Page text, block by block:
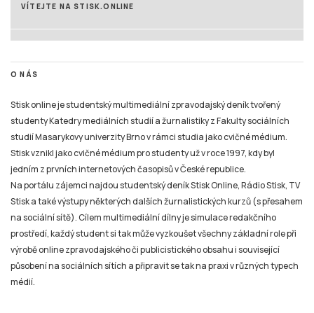
VÍTEJTE NA STISK.ONLINE
O NÁS
Stisk online je studentský multimediální zpravodajský deník tvořený
studenty Katedry mediálních studií a žurnalistiky z Fakulty sociálních
studií Masarykovy univerzity Brno v rámci studia jako cvičné médium.
Stisk vznikl jako cvičné médium pro studenty už v roce 1997, kdy byl
jedním z prvních internetových časopisů v České republice.
Na portálu zájemci najdou studentský deník Stisk Online, Rádio Stisk, TV
Stisk a také výstupy některých dalších žurnalistických kurzů (s přesahem
na sociální sítě). Cílem multimediální dílny je simulace redakčního
prostředí, každý student si tak může vyzkoušet všechny základní role při
výrobě online zpravodajského či publicistického obsahu i související
působení na sociálních sítích a připravit se tak na praxi v různých typech
médií.